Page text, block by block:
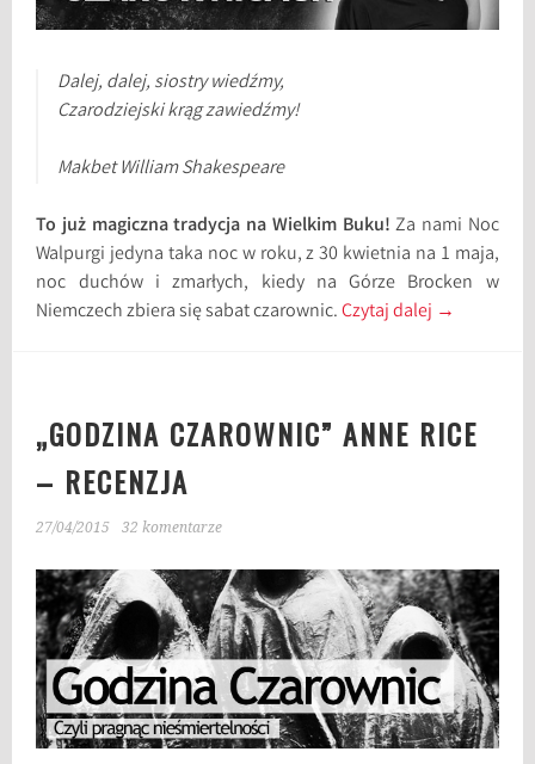
Dalej, dalej, siostry wiedźmy,
Czarodziejski krąg zawiedźmy!
Makbet William Shakespeare
To już magiczna tradycja na Wielkim Buku! Za nami Noc
Walpurgi jedyna taka noc w roku, z 30 kwietnia na 1 maja,
noc duchów i zmarłych, kiedy na Górze Brocken w
Niemczech zbiera się sabat czarownic.Czytaj dalej →
„GODZINA CZAROWNIC” ANNE RICE
– RECENZJA
27/04/2015 32 komentarze